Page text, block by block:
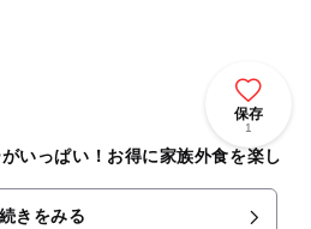
保存
1
いっぱい！お得に家族外食を楽し
続きをみる